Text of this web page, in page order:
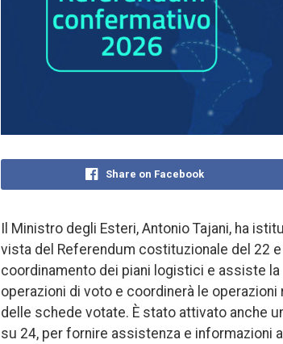
Share on Facebook
Il Ministro degli Esteri, Antonio Tajani, ha
vista del Referendum costituzionale del 22
coordinamento dei piani logistici e assiste
operazioni di voto e coordinerà le
delle schede votate. È stato attivato anche
su 24, per fornire assistenza e informazioni